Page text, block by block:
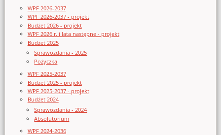
WPF 2026-2037
WPF 2026-2037 - projekt
Budżet 2026 - projekt
WPF 2026 r. i lata następne - projekt
Budżet 2025
Sprawozdania - 2025
Pożyczka
WPF 2025-2037
Budżet 2025 - projekt
WPF 2025-2037 - projekt
Budżet 2024
Sprawozdania - 2024
Absolutorium
WPF 2024-2036